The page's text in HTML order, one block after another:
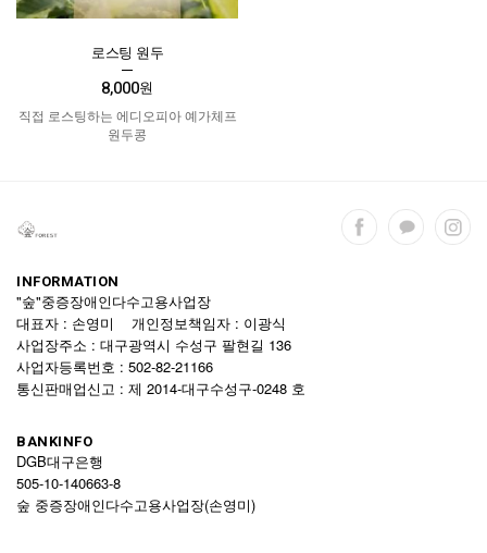
로스팅 원두
8,000원
직접 로스팅하는 에디오피아 예가체프
원두콩
INFORMATION
"숲"중증장애인다수고용사업장
대표자 : 손영미 개인정보책임자 : 이광식
사업장주소 : 대구광역시 수성구 팔현길 136
사업자등록번호 : 502-82-21166
통신판매업신고 : 제 2014-대구수성구-0248 호
BANKINFO
DGB대구은행
505-10-140663-8
숲 중증장애인다수고용사업장(손영미)